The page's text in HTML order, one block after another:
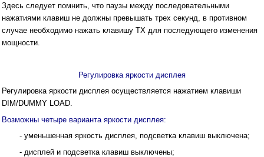
Здесь следует помнить, что паузы между последовательными
нажатиями клавиш не должны превышать трех секунд, в противном
случае необходимо нажать клавишу ТХ для последующего изменения
мощности.
Регулировка яркости дисплея
Регулировка яркости дисплея осуществляется нажатием клавиши
DIM/DUMMY LOAD.
Возможны четыре варианта яркости дисплея:
- уменьшенная яркость дисплея, подсветка клавиш выключена;
- дисплей и подсветка клавиш выключены;